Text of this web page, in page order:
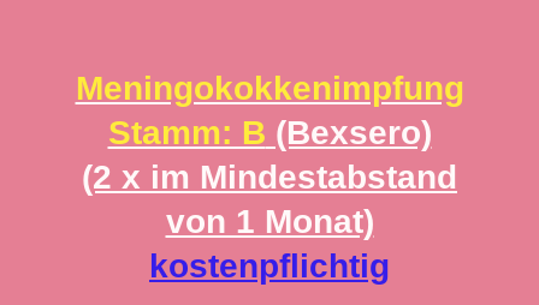
Meningokokkenimpfung
Stamm: B (Bexsero)
(2 x im Mindestabstand
von 1 Monat)
kostenpflichtig